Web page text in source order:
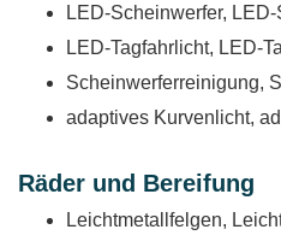
LED-Scheinwerfer,
LED-Tagfahrlicht, LED-
Scheinwerferreinigung,
adaptives Kurvenlicht,
Räder und Bereifung
Leichtmetallfelgen,